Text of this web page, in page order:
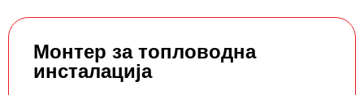
Монтер за топловодна
инсталација